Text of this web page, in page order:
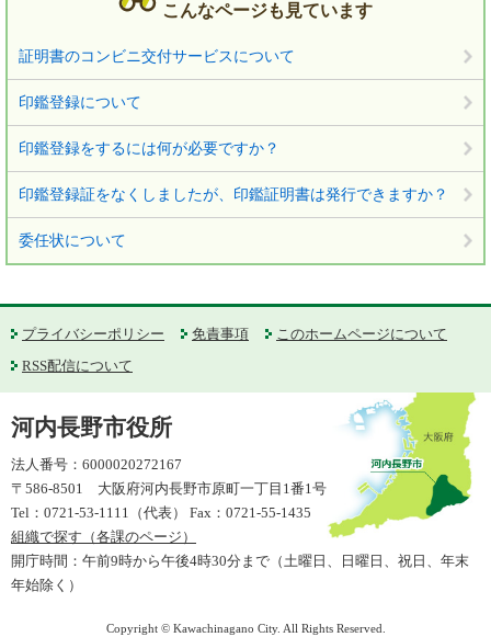
こんなページも見ています
証明書のコンビニ交付サービスについて
印鑑登録について
印鑑登録をするには何が必要ですか？
印鑑登録証をなくしましたが、印鑑証明書は発行できますか？
委任状について
プライバシーポリシー 免責事項
このホームページについて
RSS配信について
河内長野市役所
法人番号：6000020272167
〒586-8501 大阪府河内長野市原町一丁目1番1号
Tel：0721-53-1111（代表） Fax：0721-55-1435
組織で探す（各課のページ）
開庁時間：午前9時から午後4時30分まで（土曜日、日曜日、祝日、年末
年始除く）
Copyright © Kawachinagano City. All Rights Reserved.